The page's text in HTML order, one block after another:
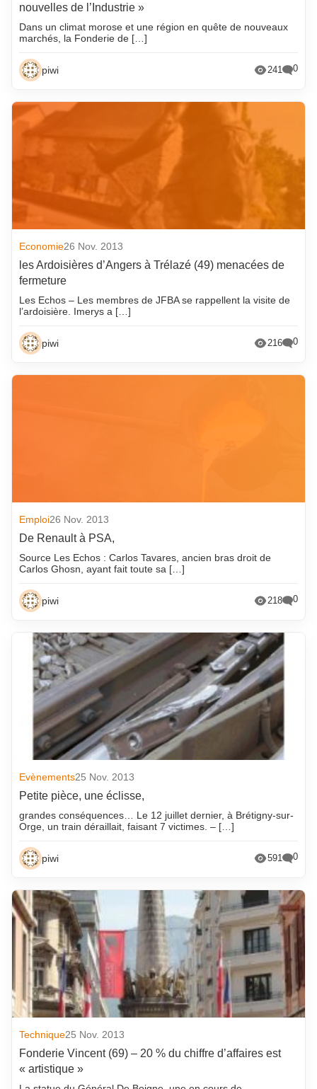
nouvelles de l’Industrie »
Dans un climat morose et une région en quête de nouveaux
marchés, la Fonderie de […]
piwi 241 0
Economie26 Nov. 2013
les Ardoisières d’Angers à Trélazé (49) menacées de
fermeture
Les Echos – Les membres de JFBA se rappellent la visite de
l’ardoisière. Imerys a […]
piwi 216 0
Emploi26 Nov. 2013
De Renault à PSA,
Source Les Echos : Carlos Tavares, ancien bras droit de
Carlos Ghosn, ayant fait toute sa […]
piwi 218 0
Evènements25 Nov. 2013
Petite pièce, une éclisse,
grandes conséquences… Le 12 juillet dernier, à Brétigny-sur-
Orge, un train déraillait, faisant 7 victimes. – […]
piwi 591 0
Technique25 Nov. 2013
Fonderie Vincent (69) – 20 % du chiffre d’affaires est
« artistique »